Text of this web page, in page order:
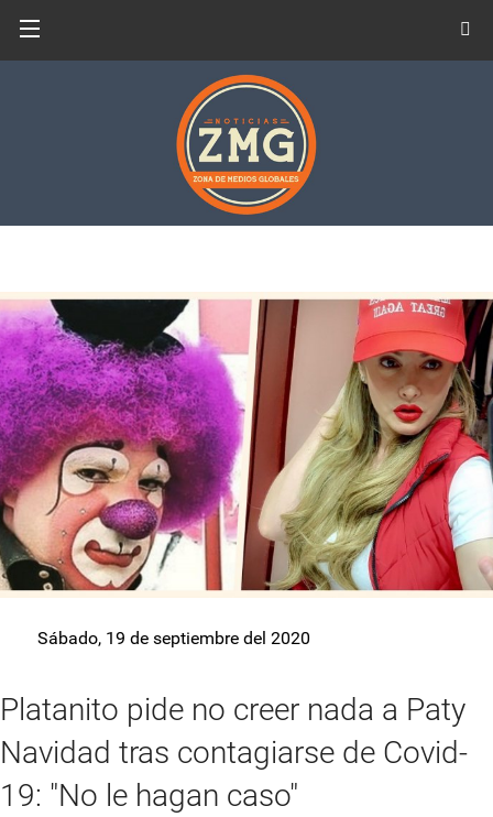
Sábado, 19 de septiembre del 2020
Platanito pide no creer nada a Paty
Navidad tras contagiarse de Covid-
19: "No le hagan caso"